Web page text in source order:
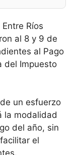
Ríos
al 8 y 9 de
al Pago
del Impuesto
un esfuerzo
la modalidad
del año, sin
el